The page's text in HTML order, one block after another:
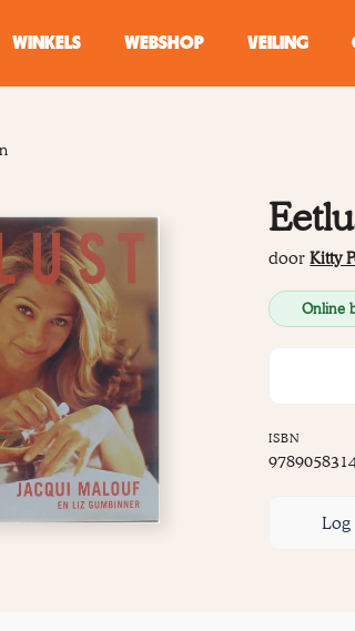
WINKELS
WEBSHOP VEILING
doorKitty
Online
ISBN
Log